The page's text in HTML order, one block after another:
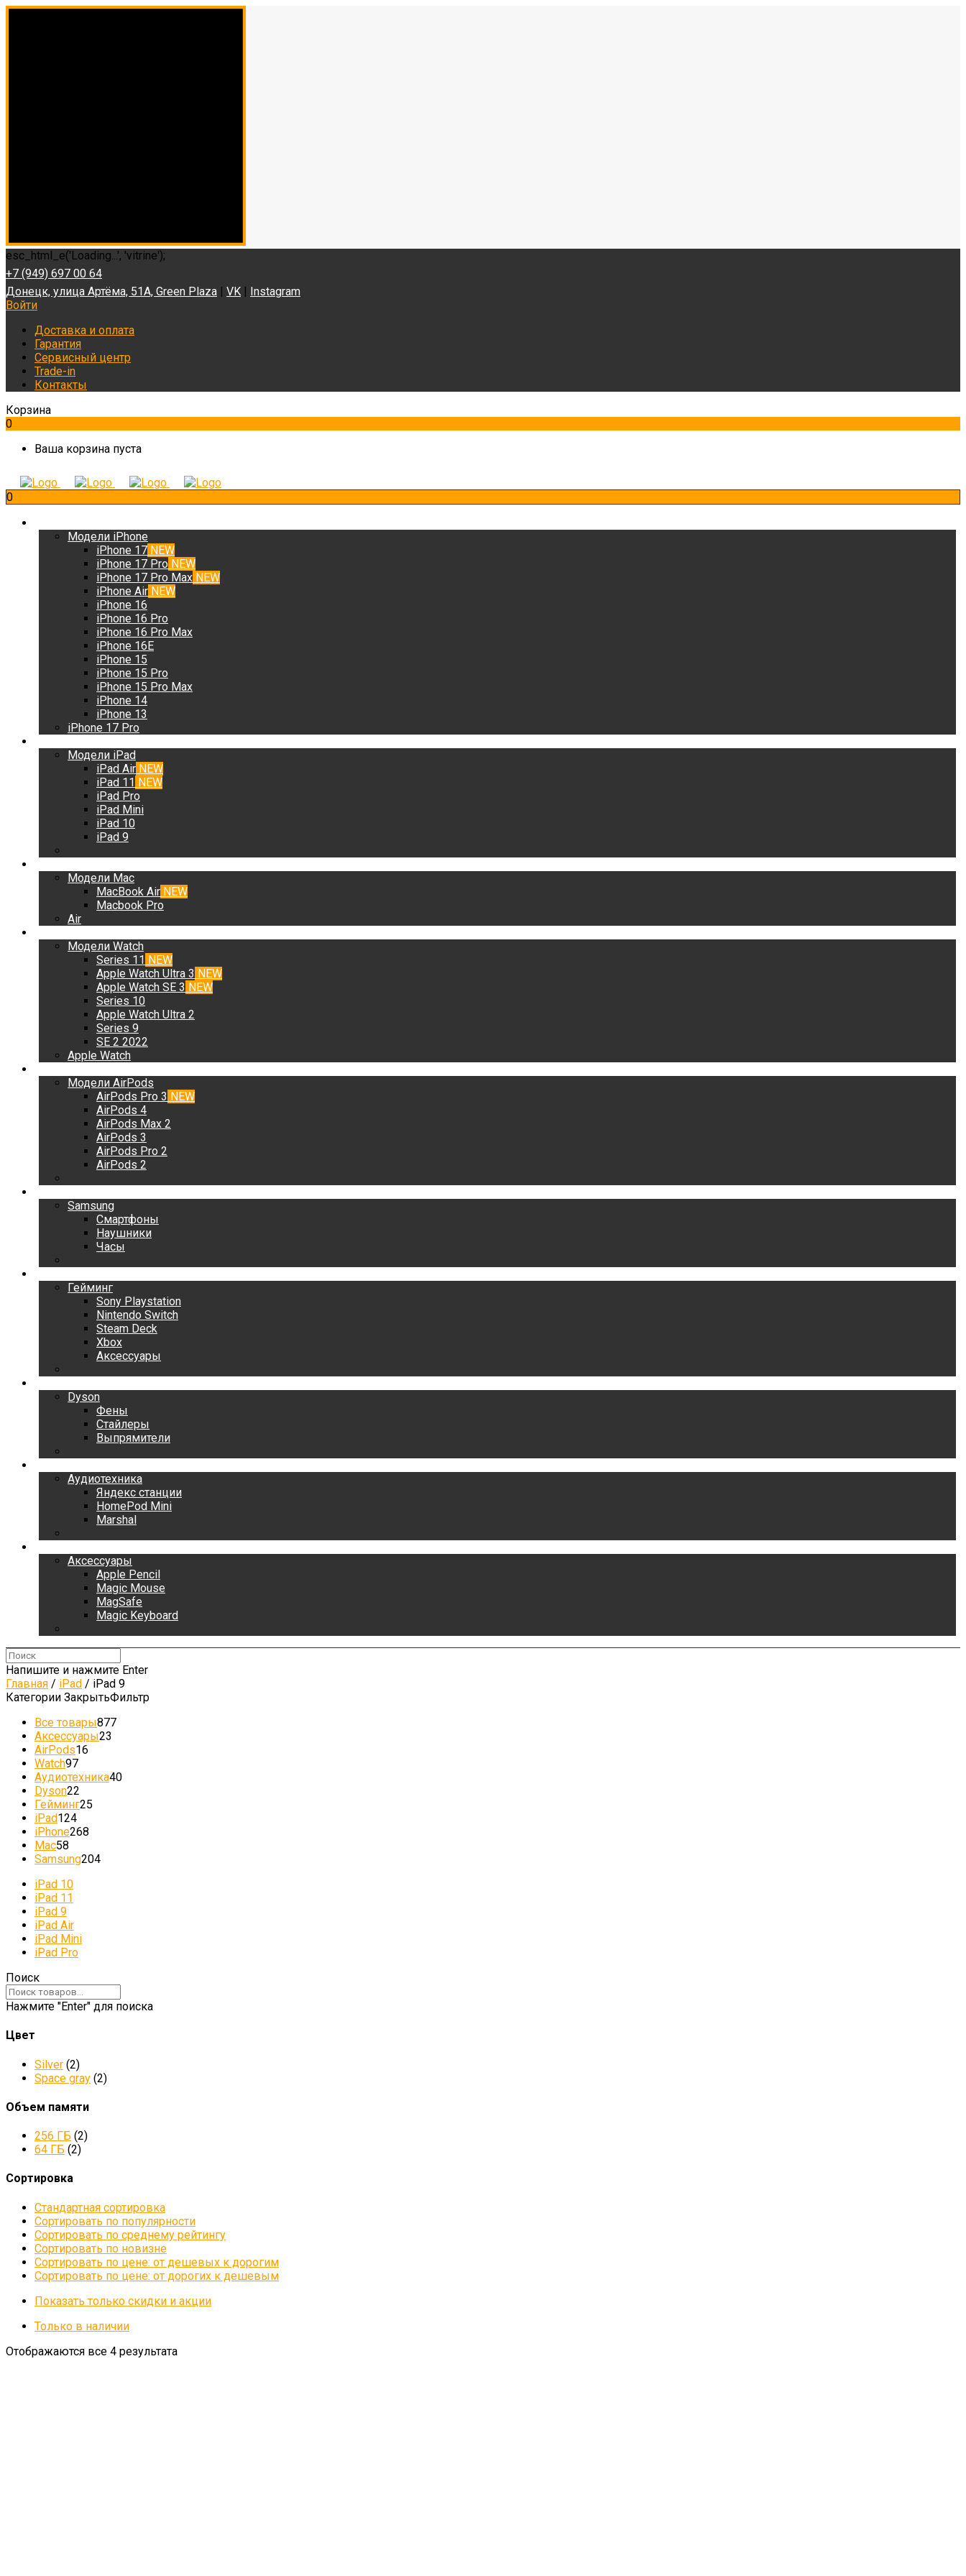
esc_html_e('Loading...', 'vitrine');
+7 (949) 697 00 64
Донецк, улица Артёма, 51А, Green Plaza | VK | Instagram
Войти
Доставка и оплата
Гарантия
Сервисный центр
Trade-in
Контакты
Корзина
0
Ваша корзина пуста
0
Модели iPhone
iPhone 17 NEW
iPhone 17 Pro NEW
iPhone 17 Pro Max NEW
iPhone Air NEW
iPhone 16
iPhone 16 Pro
iPhone 16 Pro Max
iPhone 16E
iPhone 15
iPhone 15 Pro
iPhone 15 Pro Max
iPhone 14
iPhone 13
iPhone 17 Pro
Модели iPad
iPad Air NEW
iPad 11 NEW
iPad Pro
iPad Mini
iPad 10
iPad 9
Модели Mac
MacBook Air NEW
Macbook Pro
Air
Модели Watch
Series 11 NEW
Apple Watch Ultra 3 NEW
Apple Watch SE 3 NEW
Series 10
Apple Watch Ultra 2
Series 9
SE 2 2022
Apple Watch
Модели AirPods
AirPods Pro 3 NEW
AirPods 4
AirPods Max 2
AirPods 3
AirPods Pro 2
AirPods 2
Samsung
Смартфоны
Наушники
Часы
Гейминг
Sony Playstation
Nintendo Switch
Steam Deck
Xbox
Аксессуары
Dyson
Фены
Стайлеры
Выпрямители
Аудиотехника
Яндекс станции
HomePod Mini
Marshal
Аксессуары
Apple Pencil
Magic Mouse
MagSafe
Magic Keyboard
Напишите и нажмите Enter
Главная / iPad / iPad 9
Категории ЗакрытьФильтр
Все товары877
Аксессуары23
AirPods16
Watch97
Аудиотехника40
Dyson22
Гейминг25
iPad124
iPhone268
Mac58
Samsung204
iPad 10
iPad 11
iPad 9
iPad Air
iPad Mini
iPad Pro
Поиск
Нажмите "Enter" для поиска
Цвет
Silver (2)
Space gray (2)
Объем памяти
256 ГБ (2)
64 ГБ (2)
Сортировка
Стандартная сортировка
Сортировать по популярности
Сортировать по среднему рейтингу
Сортировать по новизне
Сортировать по цене: от дешевых к дорогим
Сортировать по цене: от дорогих к дешевым
Показать только скидки и акции
Только в наличии
Отображаются все 4 результата